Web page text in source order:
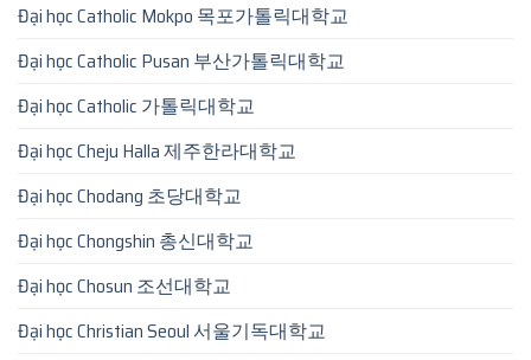
Đại học Catholic Mokpo 목포가톨릭대학교
Đại học Catholic Pusan 부산가톨릭대학교
Đại học Catholic 가톨릭대학교
Đại học Cheju Halla 제주한라대학교
Đại học Chodang 초당대학교
Đại học Chongshin 총신대학교
Đại học Chosun 조선대학교
Đại học Christian Seoul 서울기독대학교